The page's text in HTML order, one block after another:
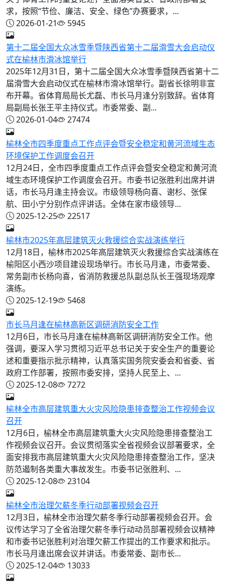
求，按照“节俭、廉洁、安全、绿色”办赛要求，...
2026-01-21
5945
第十二届全国大众冰雪季暨陕西省第十二届滑雪大会启动仪
式在榆林市滑冰馆举行
2025年12月31日，第十二届全国大众冰雪季暨陕西省第十二
届滑雪大会启动仪式在榆林市滑冰馆举行。副省长徐明非宣
布开幕。省体育局局长尤磊、市长马月逢分别致辞。省体育
局副局长张王平主持仪式。市委常委、副...
2026-01-04
27474
榆林全市四季度重点工作点评会暨安全稳定和黄河流域生态
环境保护工作调度会召开
12月24日，全市四季度重点工作点评会暨安全稳定和黄河流
域生态环境保护工作调度会召开。市委书记张胜利出席并讲
话，市长马月逢主持会议。市级领导杨向喜、谢杉、张保
航、田小宁分别作点评讲话。全体在家市级领导...
2025-12-25
22517
榆林市2025年高层建筑灭火救援综合实战演练举行
12月18日，榆林市2025年高层建筑灭火救援综合实战演练在
榆阳区小西沙项目建设现场举行。市长马月逢，市委常委、
常务副市长杨向喜，省消防救援总队副总队长王强现场观摩
演练。
2025-12-19
5468
市长马月逢在榆林高新区调研消防安全工作
12月6日，市长马月逢在榆林高新区调研消防安全工作。他
强调，要深入学习贯彻习近平总书记关于安全生产的重要论
述和重要指示批示精神，认真落实国务院安委会和省委、省
政府工作部署，按照市委安排，坚持人民至上、...
2025-12-08
7272
榆林全市高层建筑重大火灾风险隐患排查整治工作视频会议
召开
12月6日，榆林全市高层建筑重大火灾风险隐患排查整治工
作视频会议召开。会议贯彻落实全省视频会议部署要求，全
面安排我市高层建筑重大火灾风险隐患排查整治工作，坚决
防范遏制各类重大事故发生。市委书记张胜利、...
2025-12-08
23104
榆林全市治理欠薪冬季行动部署视频会召开
12月3日，榆林全市治理欠薪冬季行动部署视频会召开。会
议传达学习了全省治理欠薪冬季行动动员部署视频会议精神
和市委书记张胜利对治理欠薪工作提出的工作要求和批示。
市长马月逢出席会议并讲话。市委常委、副市长...
2025-12-04
13033